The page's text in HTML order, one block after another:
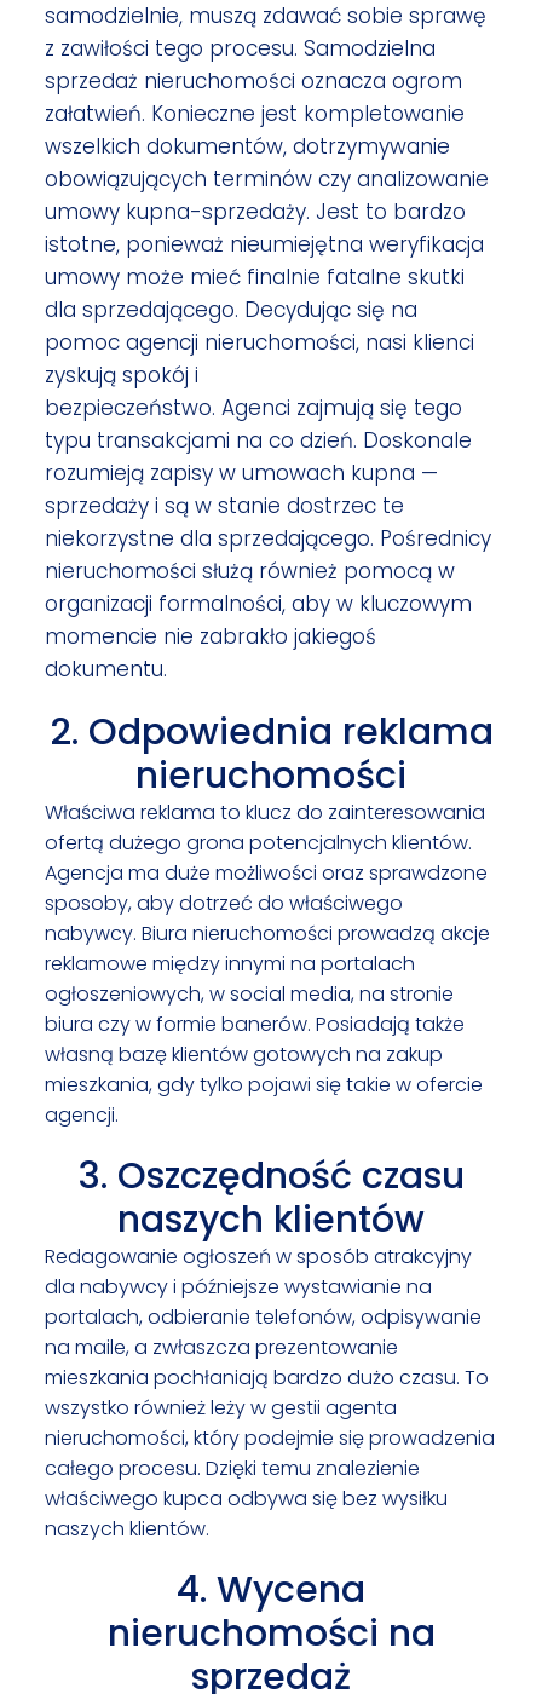
samodzielnie, muszą zdawać sobie sprawę
z zawiłości tego procesu. Samodzielna
sprzedaż nieruchomości oznacza ogrom
załatwień. Konieczne jest kompletowanie
wszelkich dokumentów, dotrzymywanie
obowiązujących terminów czy analizowanie
umowy kupna-sprzedaży. Jest to bardzo
istotne, ponieważ nieumiejętna weryfikacja
umowy może mieć finalnie fatalne skutki
dla sprzedającego. Decydując się na
pomoc agencji nieruchomości, nasi klienci
zyskują spokój i
bezpieczeństwo. Agenci zajmują się tego
typu transakcjami na co dzień. Doskonale
rozumieją zapisy w umowach kupna —
sprzedaży i są w stanie dostrzec te
niekorzystne dla sprzedającego. Pośrednicy
nieruchomości służą również pomocą w
organizacji formalności, aby w kluczowym
momencie nie zabrakło jakiegoś
dokumentu.
2. Odpowiednia reklama
nieruchomości
Właściwa reklama to klucz do zainteresowania
ofertą dużego grona potencjalnych klientów.
Agencja ma duże możliwości oraz sprawdzone
sposoby, aby dotrzeć do właściwego
nabywcy. Biura nieruchomości prowadzą akcje
reklamowe między innymi na portalach
ogłoszeniowych, w social media, na stronie
biura czy w formie banerów. Posiadają także
własną bazę klientów gotowych na zakup
mieszkania, gdy tylko pojawi się takie w ofercie
agencji.
3. Oszczędność czasu
naszych klientów
Redagowanie ogłoszeń w sposób atrakcyjny
dla nabywcy i późniejsze wystawianie na
portalach, odbieranie telefonów, odpisywanie
na maile, a zwłaszcza prezentowanie
mieszkania pochłaniają bardzo dużo czasu. To
wszystko również leży w gestii agenta
nieruchomości, który podejmie się prowadzenia
całego procesu. Dzięki temu znalezienie
właściwego kupca odbywa się bez wysiłku
naszych klientów.
4. Wycena
nieruchomości na
sprzedaż